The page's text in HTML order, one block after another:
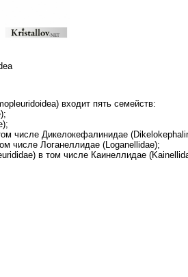
входит пять семейств:
числе Дикелокефалинидае
числе Логанеллидае (Loganellidae);
в том числе Каинеллидае